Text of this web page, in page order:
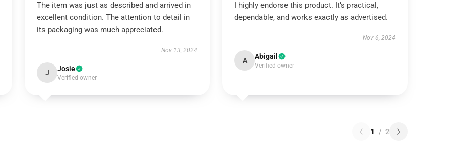
The item was just as described and arrived in
excellent condition. The attention to detail in
its packaging was much appreciated.
Nov 13, 2024
J Josie
Verified owner
I highly endorse this product. It’s practical,
dependable, and works exactly as advertised.
Nov 6, 2024
A Abigail
Verified owner
1 / 2